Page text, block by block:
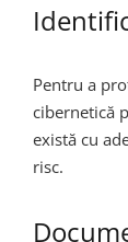
Pentru a
cibernetică
există cu
risc.